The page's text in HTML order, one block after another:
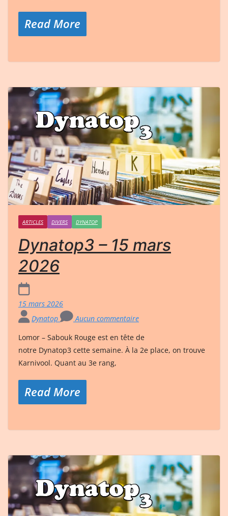
Read More
ARTICLES DIVERS DYNATOP
Dynatop3 – 15 mars
2026
15 mars 2026
Dynatop
Aucun commentaire
Lomor – Sabouk Rouge est en tête de
notre Dynatop3 cette semaine. À la 2e place, on trouve
Karnivool. Quant au 3e rang,
Read More